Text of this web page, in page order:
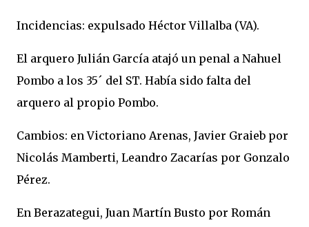
Incidencias: expulsado Héctor Villalba (VA).
El arquero Julián García atajó un penal a Nahuel
Pombo a los 35´ del ST. Había sido falta del
arquero al propio Pombo.
Cambios: en Victoriano Arenas, Javier Graieb por
Nicolás Mamberti, Leandro Zacarías por Gonzalo
Pérez.
En Berazategui, Juan Martín Busto por Román